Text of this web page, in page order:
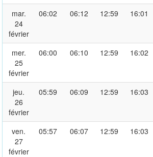
mar.
24
février
06:02 06:12 12:59 16:01
mer.
25
février
06:00 06:10 12:59 16:02
jeu.
26
février
05:59 06:09 12:59 16:03
ven.
27
février
05:57 06:07 12:59 16:03